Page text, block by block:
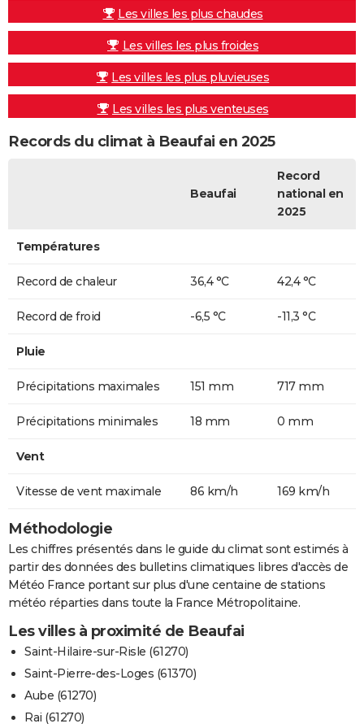
Les villes les plus chaudes
Les villes les plus froides
Les villes les plus pluvieuses
Les villes les plus venteuses
Records du climat à Beaufai en 2025
Beaufai
Record
national en
2025
Températures
Record de chaleur 36,4 °C 42,4 °C
Record de froid -6,5 °C -11,3 °C
Pluie
Précipitations maximales 151 mm 717 mm
Précipitations minimales 18 mm 0 mm
Vent
Vitesse de vent maximale 86 km/h 169 km/h
Méthodologie
Les chiffres présentés dans le guide du climat sont estimés à
partir des données des bulletins climatiques libres d'accès de
Météo France portant sur plus d'une centaine de stations
météo réparties dans toute la France Métropolitaine.
Les villes à proximité de Beaufai
Saint-Hilaire-sur-Risle (61270)
Saint-Pierre-des-Loges (61370)
Aube (61270)
Rai (61270)